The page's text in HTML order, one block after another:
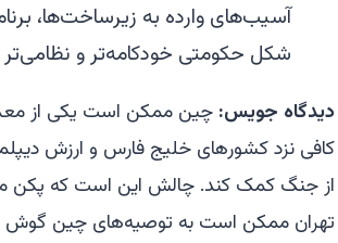
آسیب‌های وارده به زیرساخت‌ها،
شکل حکومتی خودکامه‌تر و نظامی‌تر
دیدگاه جویس: چین ممکن است یکی از
کافی نزد کشورهای خلیج فارس و ارزش
از جنگ کمک کند. چالش این است که پکن
تهران ممکن است به توصیه‌های چین گوش دهد